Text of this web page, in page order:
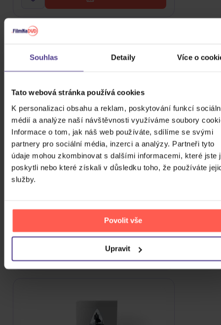
Souhlas Detaily Více o
Tato webová stránka používá cookies
K personalizaci obsahu a reklam, poskytování funkcí
médií a analýze naší návštěvnosti využíváme soubory
Informace o tom, jak náš web používáte, sdílíme se svými
partnery pro sociální média, inzerci a analýzy. Partneři tyto
údaje mohou zkombinovat s dalšími informacemi, které jste
poskytli nebo které získali v důsledku toho, že používáte
služby.
Povolit vše
Upravit
Soundtrack: Spider-Man: Homecoming
2Vinyl
Skladem 839 Kč
DO KOŠÍKU